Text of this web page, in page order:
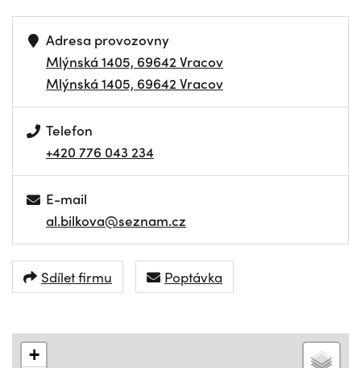
Adresa provozovny
Mlýnská 1405, 69642 Vracov
Mlýnská 1405, 69642 Vracov
Telefon
+420 776 043 234
E-mail
al.bilkova@seznam.cz
Sdílet firmu Poptávka
+